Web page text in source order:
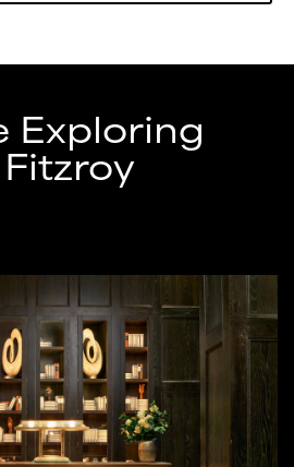
Exploring
Fitzroy